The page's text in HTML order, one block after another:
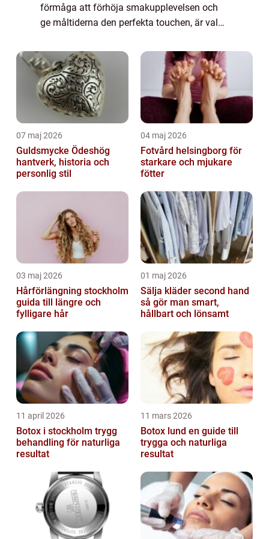
förmåga att förhöja smakupplevelsen och
ge måltiderna den perfekta touchen, är valet
kommer att ge en grundlig översikt över ...
07 maj 2026
Guldsmycke Ödeshög
hantverk, historia och
personlig stil
04 maj 2026
Fotvård helsingborg för
starkare och mjukare
fötter
03 maj 2026
Hårförlängning stockholm
guida till längre och
fylligare hår
01 maj 2026
Sälja kläder second hand
så gör man smart,
hållbart och lönsamt
11 april 2026
Botox i stockholm trygg
behandling för naturliga
resultat
11 mars 2026
Botox lund en guide till
trygga och naturliga
resultat